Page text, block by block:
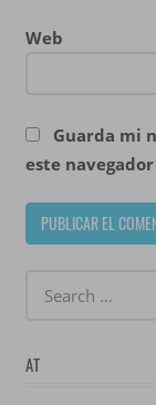
Web
Guarda mi
este
AT